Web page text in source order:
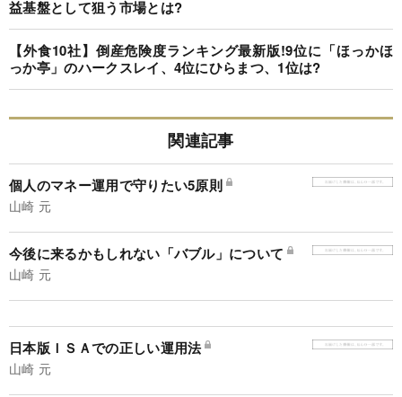
益基盤として狙う市場とは?
【外食10社】倒産危険度ランキング最新版!9位に「ほっかほ
っか亭」のハークスレイ、4位にひらまつ、1位は?
関連記事
個人のマネー運用で守りたい5原則
山崎 元
今後に来るかもしれない「バブル」について
山崎 元
日本版ＩＳＡでの正しい運用法
山崎 元